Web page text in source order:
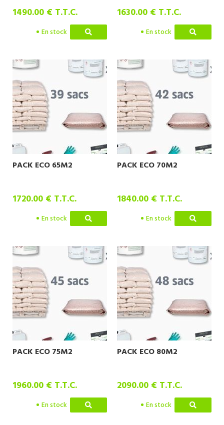
1490.00 € T.T.C.
En stock
1630.00 € T.T.C.
En stock
PACK ECO 65M2
1720.00 € T.T.C.
En stock
PACK ECO 70M2
1840.00 € T.T.C.
En stock
PACK ECO 75M2
1960.00 € T.T.C.
En stock
PACK ECO 80M2
2090.00 € T.T.C.
En stock